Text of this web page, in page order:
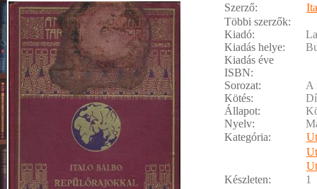
Szerző:
Többi szerzők:
Kiadó:
Kiadás helye:
Kiadás éve
ISBN:
Sorozat:
A
Kötés:
Állapot:
Nyelv:
Kategória:
Készleten:
1